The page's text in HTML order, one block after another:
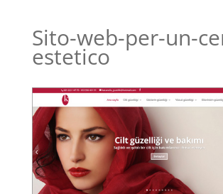
Sito-web-per-un-
estetico